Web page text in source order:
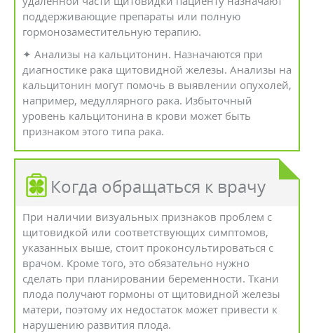
поддерживающие препараты или полную
гормонозаместительную терапию.
✦ Анализы на кальцитонин. Назначаются при
диагностике рака щитовидной железы. Анализы на
кальцитонин могут помочь в выявлении опухолей,
например, медуллярного рака. Избыточный
уровень кальцитонина в крови может быть
признаком этого типа рака.
Когда обращаться к врачу
При наличии визуальных признаков проблем с
щитовидкой или соответствующих симптомов,
указанных выше, стоит проконсультироваться с
врачом. Кроме того, это обязательно нужно
сделать при планировании беременности. Ткани
плода получают гормоны от щитовидной железы
матери, поэтому их недостаток может привести к
нарушению развития плода.